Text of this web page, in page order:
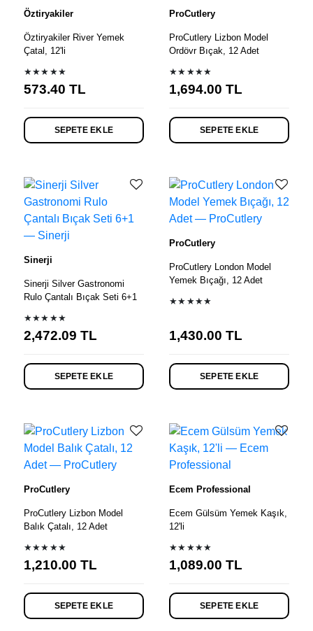
Öztiryakiler
Öztiryakiler River Yemek
Çatal, 12'li
★★★★★
573.40 TL
SEPETE EKLE
ProCutlery
ProCutlery Lizbon Model
Ordövr Bıçak, 12 Adet
★★★★★
1,694.00 TL
SEPETE EKLE
Sinerji
Sinerji Silver Gastronomi
Rulo Çantalı Bıçak Seti 6+1
★★★★★
2,472.09 TL
SEPETE EKLE
ProCutlery
ProCutlery London Model
Yemek Bıçağı, 12 Adet
★★★★★
1,430.00 TL
SEPETE EKLE
ProCutlery
ProCutlery Lizbon Model
Balık Çatalı, 12 Adet
★★★★★
1,210.00 TL
SEPETE EKLE
Ecem Professional
Ecem Gülsüm Yemek Kaşık,
12'li
★★★★★
1,089.00 TL
SEPETE EKLE